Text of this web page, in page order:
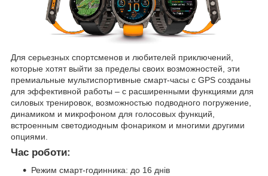
Для серьезных спортсменов и любителей приключений,
которые хотят выйти за пределы своих возможностей, эти
премиальные мультиспортивные смарт-часы с GPS созданы
для эффективной работы – с расширенными функциями для
силовых тренировок, возможностью подводного погружение,
динамиком и микрофоном для голосовых функций,
встроенным светодиодным фонариком и многими другими
опциями.
Час роботи:
Режим смарт-годинника: до 16 днів